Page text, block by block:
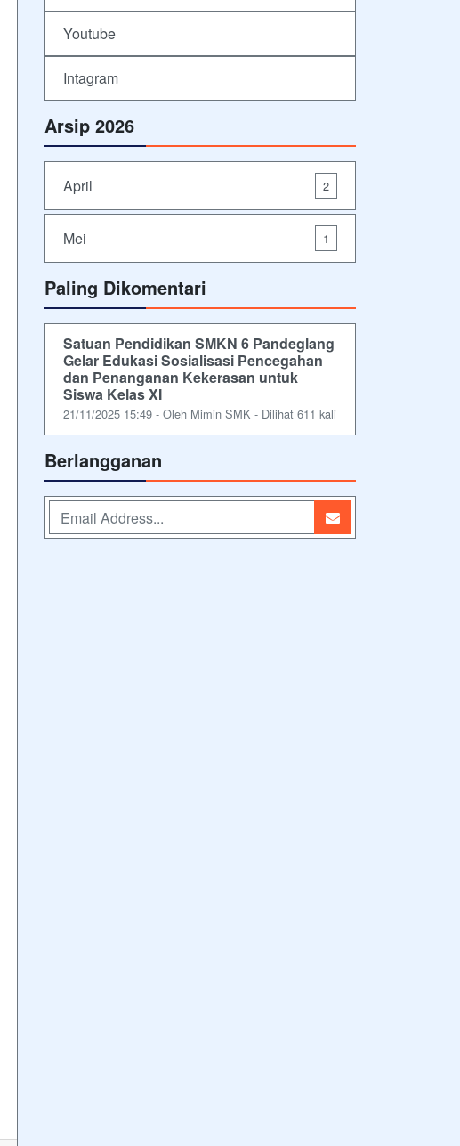
Youtube
Intagram
Arsip 2026
April 2
Mei 1
Paling Dikomentari
Satuan Pendidikan SMKN 6 Pandeglang
Gelar Edukasi Sosialisasi Pencegahan
dan Penanganan Kekerasan untuk
Siswa Kelas XI
21/11/2025 15:49 - Oleh Mimin SMK - Dilihat 611 kali
Berlangganan